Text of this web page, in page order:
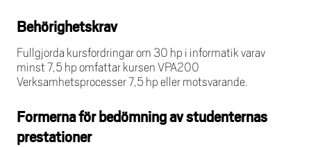
Behörighetskrav
Fullgjorda kursfordringar om 30 hp i informatik varav
minst 7,5 hp omfattar kursen VPA200
Verksamhetsprocesser 7,5 hp eller motsvarande.
Formerna för bedömning av studenternas
prestationer